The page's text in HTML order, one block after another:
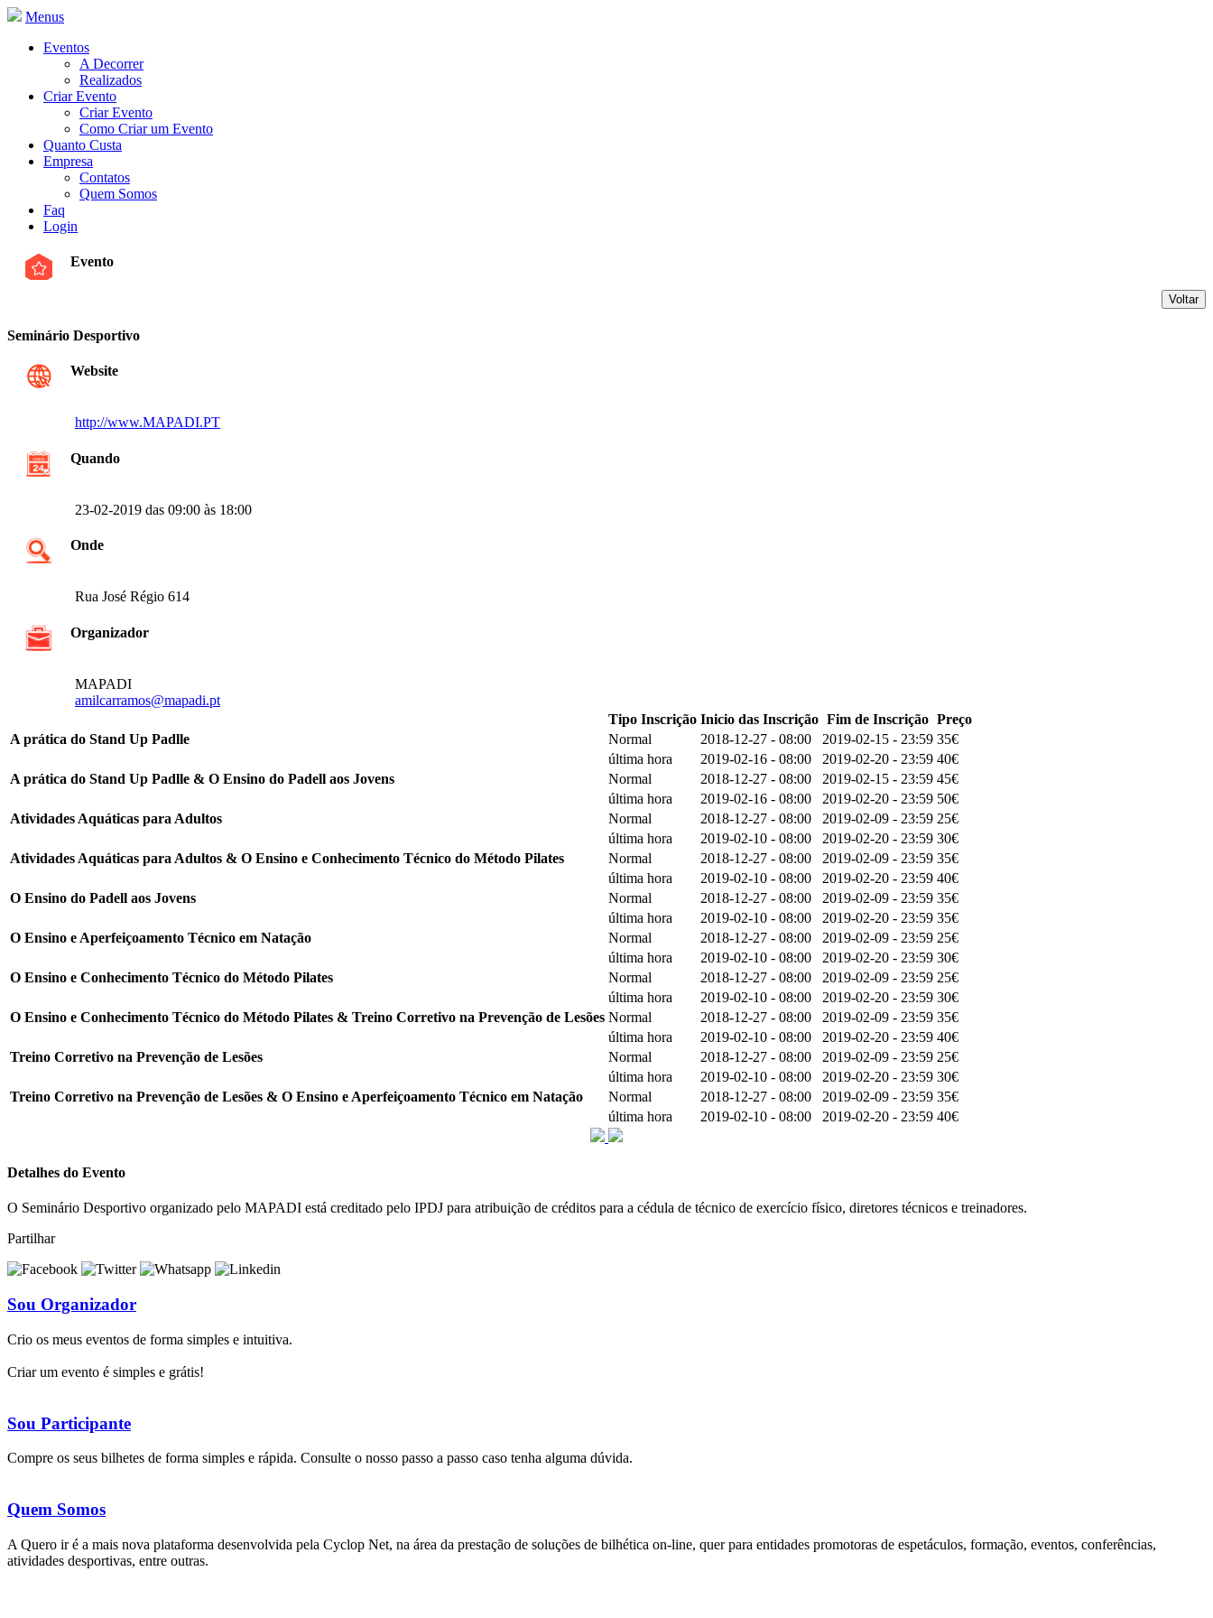
Menus
Eventos
A Decorrer
Realizados
Criar Evento
Criar Evento
Como Criar um Evento
Quanto Custa
Empresa
Contatos
Quem Somos
Faq
Login
Evento
Seminário Desportivo
Website
http://www.MAPADI.PT
Quando
23-02-2019 das 09:00 às 18:00
Onde
Rua José Régio 614
Organizador
MAPADI
amilcarramos@mapadi.pt
Tipo Inscrição Inicio das Inscrição Fim de Inscrição Preço
A prática do Stand Up Padlle
Normal 2018-12-27 - 08:00 2019-02-15 - 23:59 35€
última hora
2019-02-16 - 08:00 2019-02-20 - 23:59 40€
A prática do Stand Up Padlle & O Ensino do Padell aos Jovens
Normal 2018-12-27 - 08:00 2019-02-15 - 23:59 45€
última hora
2019-02-16 - 08:00 2019-02-20 - 23:59 50€
Atividades Aquáticas para Adultos
Normal 2018-12-27 - 08:00 2019-02-09 - 23:59 25€
última hora
2019-02-10 - 08:00 2019-02-20 - 23:59 30€
Atividades Aquáticas para Adultos & O Ensino e Conhecimento Técnico do Método Pilates
Normal 2018-12-27 - 08:00 2019-02-09 - 23:59 35€
última hora
2019-02-10 - 08:00 2019-02-20 - 23:59 40€
O Ensino do Padell aos Jovens
Normal 2018-12-27 - 08:00 2019-02-09 - 23:59 35€
última hora
2019-02-10 - 08:00 2019-02-20 - 23:59 35€
O Ensino e Aperfeiçoamento Técnico em Natação
Normal 2018-12-27 - 08:00 2019-02-09 - 23:59 25€
última hora
2019-02-10 - 08:00 2019-02-20 - 23:59 30€
O Ensino e Conhecimento Técnico do Método Pilates
Normal 2018-12-27 - 08:00 2019-02-09 - 23:59 25€
última hora
2019-02-10 - 08:00 2019-02-20 - 23:59 30€
O Ensino e Conhecimento Técnico do Método Pilates & Treino Corretivo na Prevenção de Lesões Normal 2018-12-27 - 08:00 2019-02-09 - 23:59 35€
última hora
2019-02-10 - 08:00 2019-02-20 - 23:59 40€
Treino Corretivo na Prevenção de Lesões
Normal 2018-12-27 - 08:00 2019-02-09 - 23:59 25€
última hora
2019-02-10 - 08:00 2019-02-20 - 23:59 30€
Treino Corretivo na Prevenção de Lesões & O Ensino e Aperfeiçoamento Técnico em Natação
Normal 2018-12-27 - 08:00 2019-02-09 - 23:59 35€
última hora
2019-02-10 - 08:00 2019-02-20 - 23:59 40€
Detalhes do Evento
O Seminário Desportivo organizado pelo MAPADI está creditado pelo IPDJ para atribuição de créditos para a cédula de técnico de exercício físico, diretores técnicos e treinadores.
Partilhar
Sou Organizador
Crio os meus eventos de forma simples e intuitiva.
Criar um evento é simples e grátis!
Sou Participante
Compre os seus bilhetes de forma simples e rápida. Consulte o nosso passo a passo caso tenha alguma dúvida.
Quem Somos
A Quero ir é a mais nova plataforma desenvolvida pela Cyclop Net, na área da prestação de soluções de bilhética on-line, quer para entidades promotoras de espetáculos, formação, eventos, conferências,
atividades desportivas, entre outras.